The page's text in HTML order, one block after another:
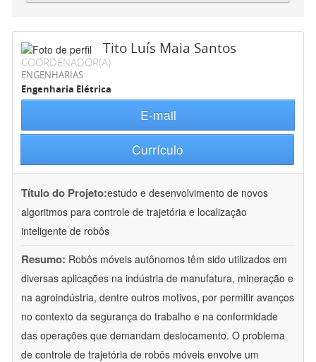
Tito Luís Maia Santos
COORDENADOR(A)
ENGENHARIAS
Engenharia Elétrica
E-mail
Currículo
Título do Projeto:estudo e desenvolvimento de novos
algoritmos para controle de trajetória e localização
inteligente de robôs
Resumo: Robôs móveis autônomos têm sido utilizados em
diversas aplicações na indústria de manufatura, mineração e
na agroindústria, dentre outros motivos, por permitir avanços
no contexto da segurança do trabalho e na conformidade
das operações que demandam deslocamento. O problema
de controle de trajetória de robôs móveis envolve um